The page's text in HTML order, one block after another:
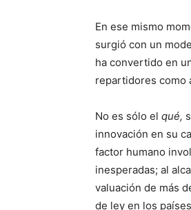
En ese mismo
surgió con un
ha convertido en
repartidores como
No es sólo el qué,
innovación en su
factor humano
inesperadas; al
valuación de más
de ley en los